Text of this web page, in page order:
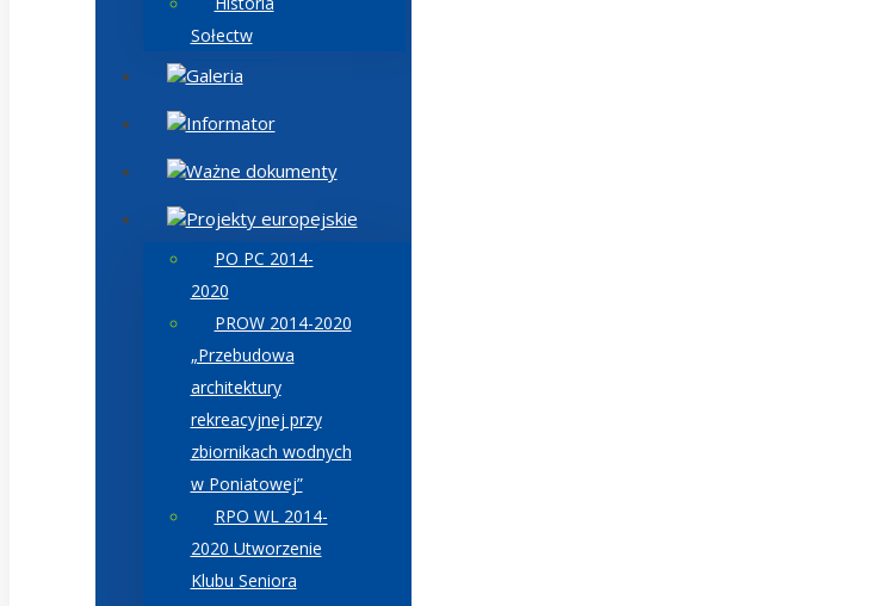
Sołectw
Galeria
Informator
Ważne dokumenty
Projekty europejskie
PO PC 2014-
2020
PROW 2014-2020
„Przebudowa
architektury
rekreacyjnej przy
zbiornikach wodnych
w Poniatowej”
RPO WL 2014-
2020 Utworzenie
Klubu Seniora